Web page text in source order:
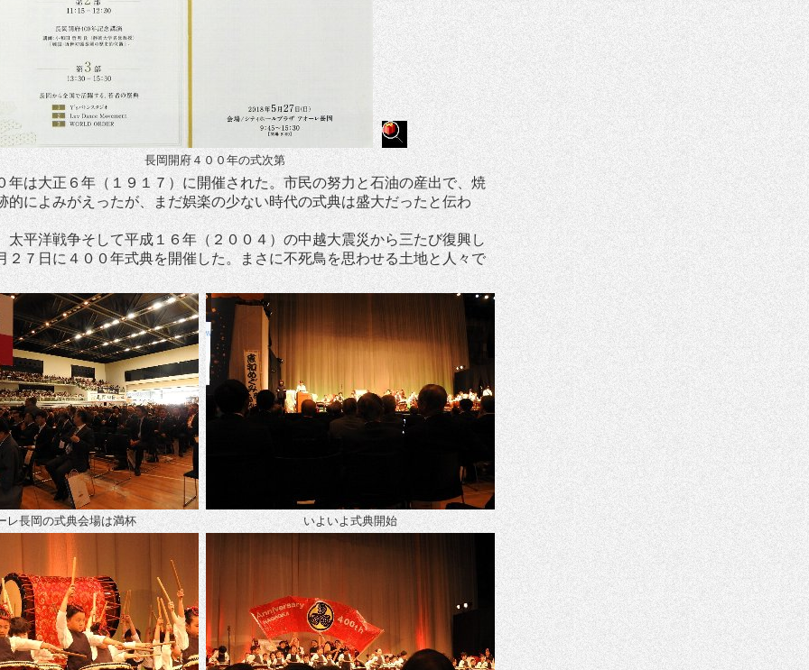
長岡開府４００年の式次第
年は大正６年（１９１７）に開催された。市民の努力と石油の産出で、焼
的によみがえったが、まだ娯楽の少ない時代の式典は盛大だったと伝わ
太平洋戦争そして平成１６年（２００４）の中越大震災から三たび復興し
２７日に４００年式典を開催した。まさに不死鳥を思わせる土地と人々で
レ長岡の式典会場は満杯 いよいよ式典開始